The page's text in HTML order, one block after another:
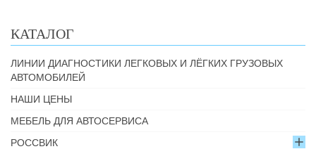
КАТАЛОГ
ЛИНИИ ДИАГНОСТИКИ ЛЕГКОВЫХ И ЛЁГКИХ ГРУЗОВЫХ
АВТОМОБИЛЕЙ
НАШИ ЦЕНЫ
МЕБЕЛЬ ДЛЯ АВТОСЕРВИСА
РОССВИК